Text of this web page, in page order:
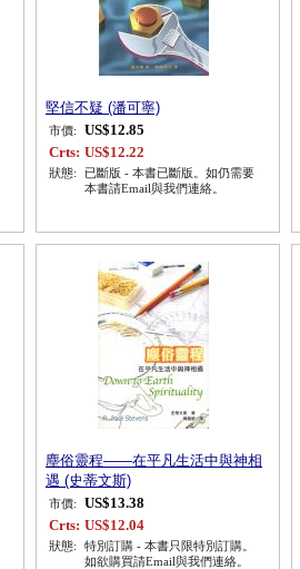
堅信不疑 (潘可寧)
市價:
US$12.85
Crts: US$12.22
狀態:
已斷版 - 本書已斷版。如仍需要
本書請Email與我們連絡。
塵俗靈程——在平凡生活中與神相
遇 (史蒂文斯)
市價:
US$13.38
Crts: US$12.04
狀態:
特別訂購 - 本書只限特別訂購。
如欲購買請Email與我們連絡。